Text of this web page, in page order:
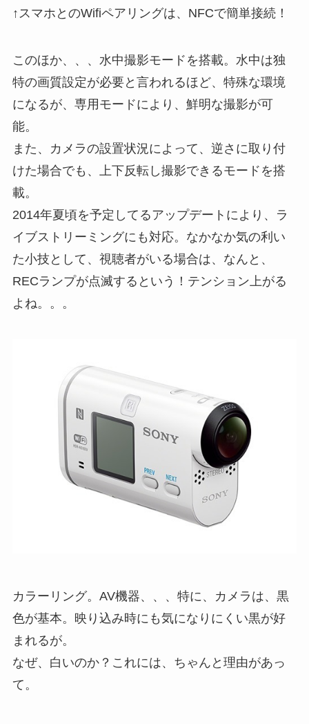
↑スマホとのWifiペアリングは、NFCで簡単接続！
このほか、、、水中撮影モードを搭載。水中は独
特の画質設定が必要と言われるほど、特殊な環境
になるが、専用モードにより、鮮明な撮影が可
能。
また、カメラの設置状況によって、逆さに取り付
けた場合でも、上下反転し撮影できるモードを搭
載。
2014年夏頃を予定してるアップデートにより、ラ
イブストリーミングにも対応。なかなか気の利い
た小技として、視聴者がいる場合は、なんと、
RECランプが点滅するという！テンション上がる
よね。。。
カラーリング。AV機器、、、特に、カメラは、黒
色が基本。映り込み時にも気になりにくい黒が好
まれるが。
なぜ、白いのか？これには、ちゃんと理由があっ
て。